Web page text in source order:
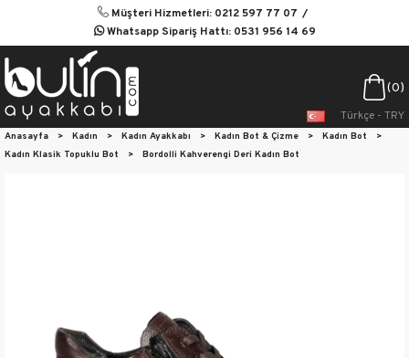
Müşteri Hizmetleri: 0212 597 77 07
Whatsapp Sipariş Hattı: 0531 956 14 69
0
Türkçe - TRY
Anasayfa > Kadın > Kadın Ayakkabı > Kadın Bot & Çizme > Kadın Bot
>
Kadın Klasik Topuklu Bot
> Bordolli Kahverengi Deri Kadın Bot